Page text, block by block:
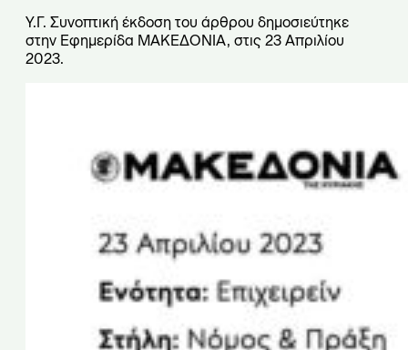
Υ.Γ. Συνοπτική έκδοση του άρθρου δημοσιεύτηκε
στην Εφημερίδα ΜΑΚΕΔΟΝΙΑ, στις 23 Απριλίου
2023.